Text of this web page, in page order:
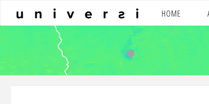
HOME